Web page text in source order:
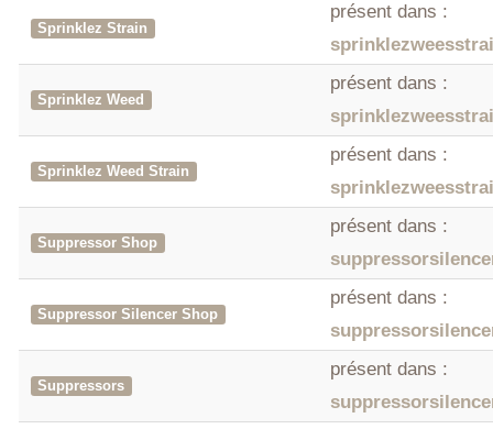
Sprinklez Strain
présent dans :
Sprinklez Weed
présent dans :
Sprinklez Weed Strain
présent dans :
Suppressor Shop
présent dans :
Suppressor Silencer Shop
présent dans :
Suppressors
présent dans :